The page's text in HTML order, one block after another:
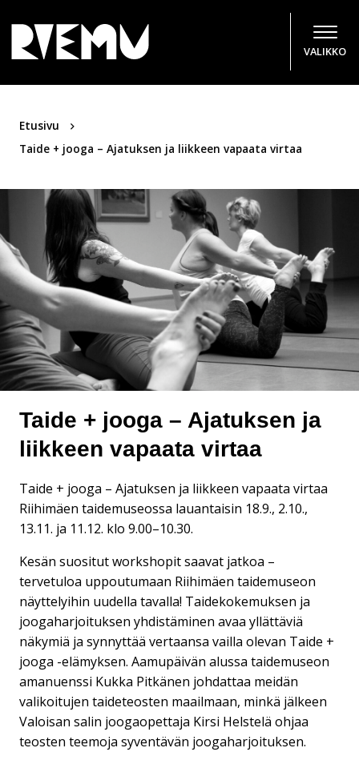
VALIKKO
Etusivu
Taide + jooga – Ajatuksen ja liikkeen vapaata virtaa
Taide + jooga – Ajatuksen ja
liikkeen vapaata virtaa
Taide + jooga – Ajatuksen ja liikkeen vapaata virtaa
Riihimäen taidemuseossa lauantaisin 18.9., 2.10.,
13.11. ja 11.12. klo 9.00–10.30.
Kesän suositut workshopit saavat jatkoa –
tervetuloa uppoutumaan Riihimäen taidemuseon
näyttelyihin uudella tavalla! Taidekokemuksen ja
joogaharjoituksen yhdistäminen avaa yllättäviä
näkymiä ja synnyttää vertaansa vailla olevan Taide +
jooga -elämyksen. Aamupäivän alussa taidemuseon
amanuenssi Kukka Pitkänen johdattaa meidän
valikoitujen taideteosten maailmaan, minkä jälkeen
Valoisan salin joogaopettaja Kirsi Helstelä ohjaa
teosten teemoja syventävän joogaharjoituksen.